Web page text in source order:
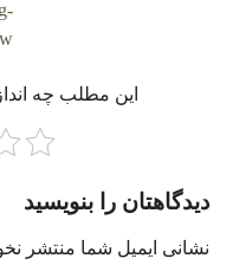
این مطلب چه‌
دیدگاهتان را بنویسید
نشانی ایمیل شما منتشر